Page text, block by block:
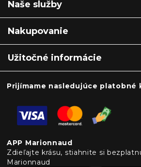
Naše služby
Nakupovanie
Užitočné informácie
Prijímame nasledujúce platobné
APP Marionnaud
Zdieľajte krásu, stiahnite si
Marionnaud